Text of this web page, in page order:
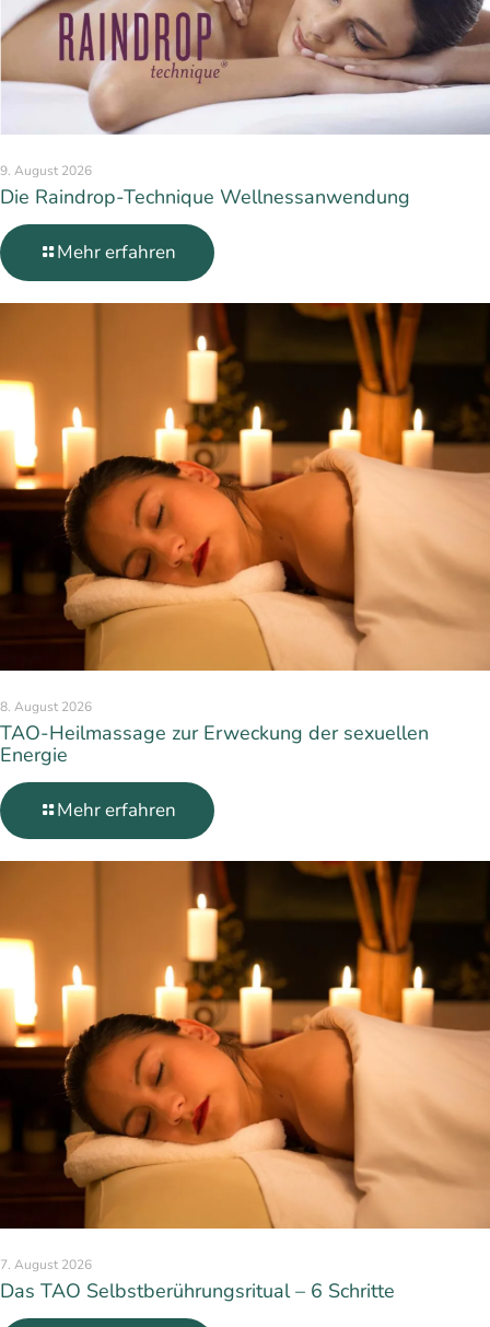
9. August 2026
Die Raindrop-Technique Wellnessanwendung
Mehr erfahren
8. August 2026
TAO-Heilmassage zur Erweckung der sexuellen
Energie
Mehr erfahren
7. August 2026
Das TAO Selbstberührungsritual – 6 Schritte